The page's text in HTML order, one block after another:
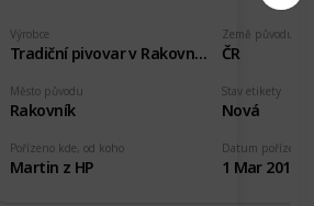
Výrobce
Tradiční pivovar v Rakovníku
Země původu
ČR
Pořízeno kde, od koho
Martin z HP
Stav etikety
Nová
Datum pořízení
1 Mar 2018
Město původu
Rakovník